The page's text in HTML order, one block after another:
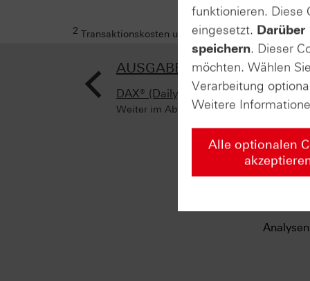
2 Transaktionskosten und Ihr Depotpreis (soweit
< AUSGABE VOM 16.10.2023
DAX® (Daily)
Weiter im Abwärtstrend
funktionieren. Diese
eingesetzt.
speichern. Dieser
möchten. Wählen
Verarbeitung
Weitere
Alle optionalen